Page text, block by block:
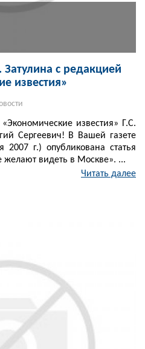
с редакцией
известия»
известия» Г.С.
Сергеевич! В Вашей газете
г.) опубликована статья
желают видеть в Москве». ...
Читать далее